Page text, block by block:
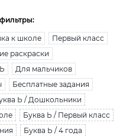
к школе
Первый класс
раскраски
Для мальчиков
Бесплатные задания
Ь / Дошкольники
Буква Ь / Первый класс
Буква Ь / 4 года